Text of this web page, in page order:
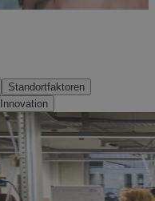
Standortfaktoren
Innovation